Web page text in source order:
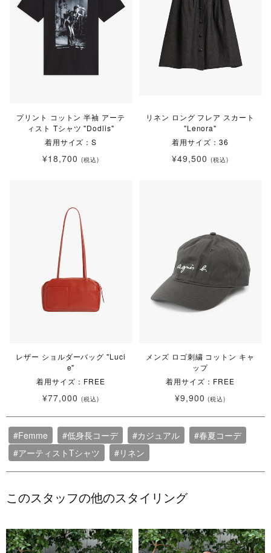
プリント コットン 半袖 アーテ
ィスト Tシャツ "Dodlis"
着用サイズ：S
¥18,700 (税込)
リネン ロング フレア スカート
"Lenora"
着用サイズ：36
¥49,500 (税込)
レザー ショルダーバッグ "Luci
e"
着用サイズ：FREE
¥77,000 (税込)
メンズ ロゴ刺繍 コットン キャ
ップ
着用サイズ：FREE
¥9,900(税込)
#Femme #低身長コーデ #カジュアル
#春夏コーデ
#アーティストTシャツ
#リネン
このスタッフの他のスタイリング